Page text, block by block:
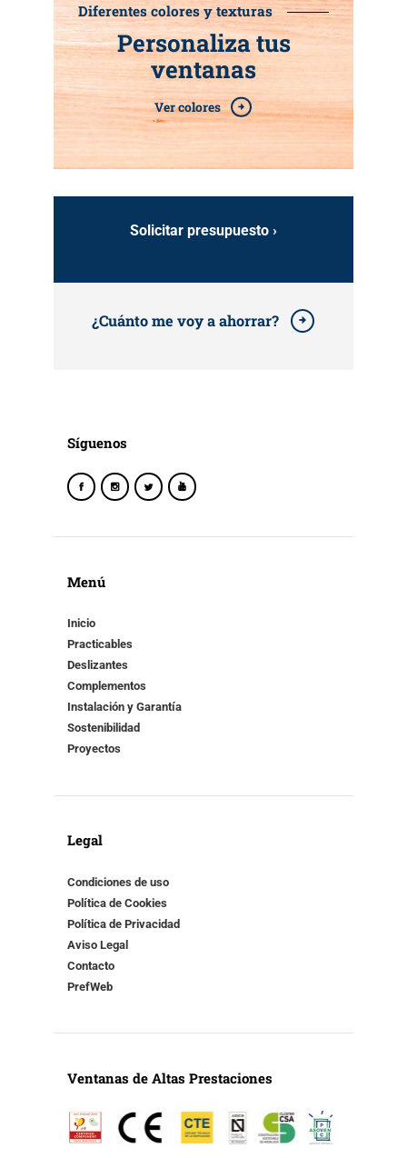
Diferentes colores y texturas
Personaliza tus
ventanas
Ver colores
Solicitar presupuesto ›
¿Cuánto me voy a ahorrar?
Síguenos
Menú
Inicio
Practicables
Deslizantes
Complementos
Instalación y Garantía
Sostenibilidad
Proyectos
Legal
Condiciones de uso
Política de Cookies
Política de Privacidad
Aviso Legal
Contacto
PrefWeb
Ventanas de Altas Prestaciones